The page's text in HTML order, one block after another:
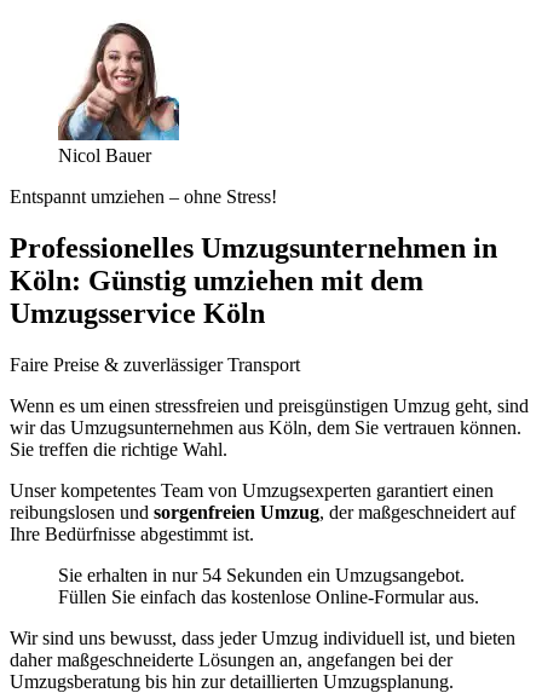
Nicol Bauer
Entspannt umziehen – ohne Stress!
Professionelles Umzugsunternehmen in
Köln: Günstig umziehen mit dem
Umzugsservice Köln
Faire Preise & zuverlässiger Transport
Wenn es um einen stressfreien und preisgünstigen Umzug geht, sind
wir das Umzugsunternehmen aus Köln, dem Sie vertrauen können.
Sie treffen die richtige Wahl.
Unser kompetentes Team von Umzugsexperten garantiert einen
reibungslosen und sorgenfreien Umzug, der maßgeschneidert auf
Ihre Bedürfnisse abgestimmt ist.
Sie erhalten in nur 54 Sekunden ein Umzugsangebot.
Füllen Sie einfach das kostenlose Online-Formular aus.
Wir sind uns bewusst, dass jeder Umzug individuell ist, und bieten
daher maßgeschneiderte Lösungen an, angefangen bei der
Umzugsberatung bis hin zur detaillierten Umzugsplanung.